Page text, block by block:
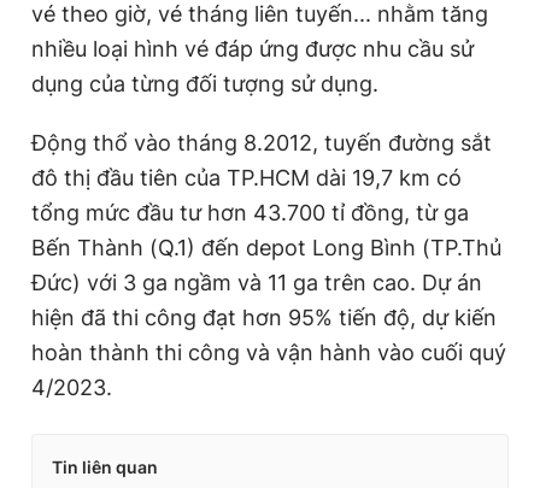
vé theo giờ, vé tháng liên tuyến... nhằm tăng
nhiều loại hình vé đáp ứng được nhu cầu sử
dụng của từng đối tượng sử dụng.
Động thổ vào tháng 8.2012, tuyến đường sắt
đô thị đầu tiên của TP.HCM dài 19,7 km có
tổng mức đầu tư hơn 43.700 tỉ đồng, từ ga
Bến Thành (Q.1) đến depot Long Bình (TP.Thủ
Đức) với 3 ga ngầm và 11 ga trên cao. Dự án
hiện đã thi công đạt hơn 95% tiến độ, dự kiến
hoàn thành thi công và vận hành vào cuối quý
4/2023.
Tin liên quan